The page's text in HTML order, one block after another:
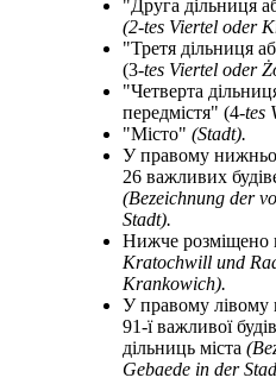
"Друга дільниця
(2-tes Viertel oder
"Третя дільниця
(3-tes Viertel oder
"Четверта
передмістя" (4-tes
"Місто" (Stadt).
У правому
26 важливих
(Bezeichnung der
Stadt).
Нижче розміщено
Kratochwill und
Krankowich).
У правому лівому
91-ї важливої
дільниць міста
Gebaede in der